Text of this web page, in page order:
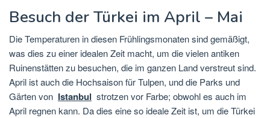
Besuch der Türkei im April – Mai
Die Temperaturen in diesen Frühlingsmonaten sind gemäßigt,
was dies zu einer idealen Zeit macht, um die vielen antiken
Ruinenstätten zu besuchen, die im ganzen Land verstreut sind.
April ist auch die Hochsaison für Tulpen, und die Parks und
Gärten von Istanbul strotzen vor Farbe; obwohl es auch im
April regnen kann. Da dies eine so ideale Zeit ist, um die Türkei